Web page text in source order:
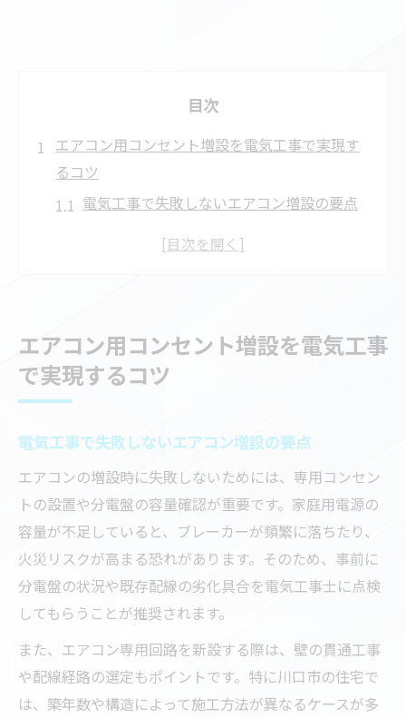
目次
エアコン用コンセント増設を電気工事で実現す
るコツ
電気工事で失敗しないエアコン増設の要点
エアコン専用コンセント増設の基本と注意
項
川口市で電気工事を依頼する際のチェック
電気工事士に依頼する安心なエアコン専用工事
資格ある電気工事士が行うエアコン工事の
安心感
電気工事依頼時の見積もりチェックポイン
ト
経験豊富な電気工事士に依頼するメリット
エアコン専用コンセント増設の事例と失敗
回避法
川口市の電気工事士が守る安全基準とは
コンセントがない部屋へ！快適空間の作り方
エアコン用コンセント増設を電気工事
で実現するコツ
電気工事で失敗しないエアコン増設の要点
エアコンの増設時に失敗しないためには、専用コンセン
トの設置や分電盤の容量確認が重要です。家庭用電源の
容量が不足していると、ブレーカーが頻繁に落ちたり、
火災リスクが高まる恐れがあります。そのため、事前に
分電盤の状況や既存配線の劣化具合を電気工事士に点検
してもらうことが推奨されます。
また、エアコン専用回路を新設する際は、壁の貫通工事
や配線経路の選定もポイントです。特に川口市の住宅で
は、築年数や構造によって施工方法が異なるケースが多